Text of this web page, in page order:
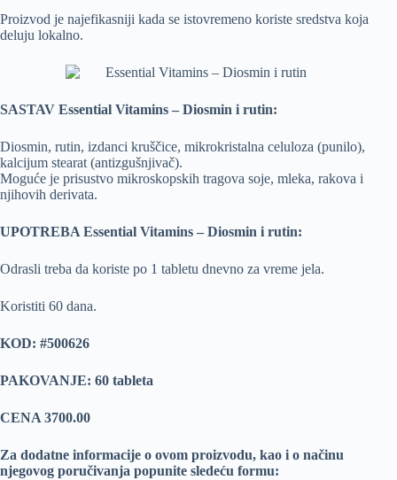
Proizvod je najefikasniji kada se istovremeno koriste sredstva koja
deluju lokalno.
SASTAV Essential Vitamins – Diosmin i rutin:
Diosmin, rutin, izdanci kruščice, mikrokristalna celuloza (punilo),
kalcijum stearat (antizgušnjivač).
Moguće je prisustvo mikroskopskih tragova soje, mleka, rakova i
njihovih derivata.
UPOTREBA Essential Vitamins – Diosmin i rutin:
Odrasli treba da koriste po 1 tabletu dnevno za vreme jela.
Koristiti 60 dana.
KOD: #500626
PAKOVANJE: 60 tableta
CENA 3700.00
Za dodatne informacije o ovom proizvodu, kao i o načinu
njegovog poručivanja popunite sledeću formu: